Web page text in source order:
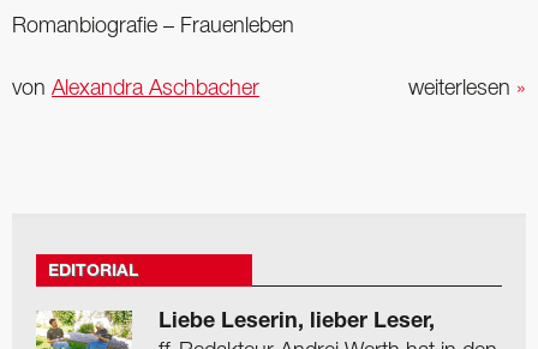
Romanbiografie – Frauenleben
weiterlesen »
von Alexandra Aschbacher
EDITORIAL
Liebe Leserin, lieber Leser,